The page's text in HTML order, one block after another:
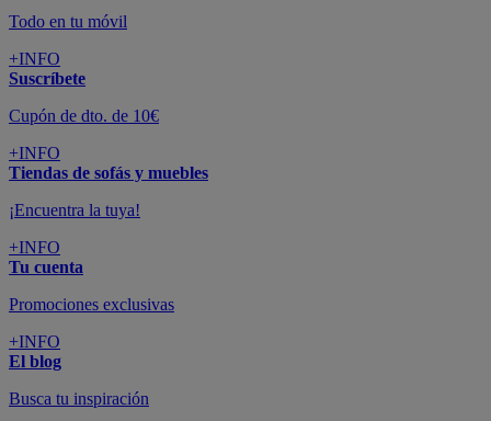
Todo en tu móvil
+INFO
Suscríbete
Cupón de dto. de 10€
+INFO
Tiendas de sofás y muebles
¡Encuentra la tuya!
+INFO
Tu cuenta
Promociones exclusivas
+INFO
El blog
Busca tu inspiración